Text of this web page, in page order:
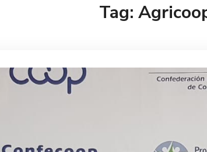
Tag: